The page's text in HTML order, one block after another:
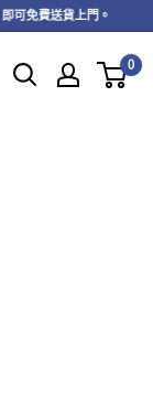
可免費送貨上門。
0